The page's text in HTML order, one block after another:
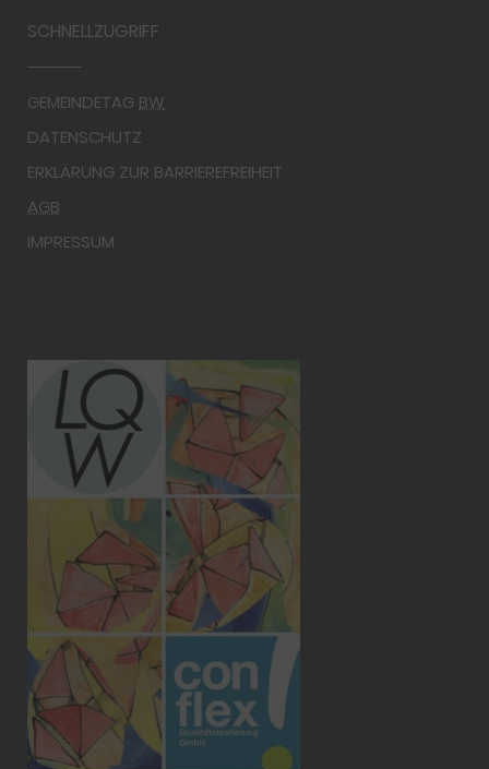
SCHNELLZUGRIFF
GEMEINDETAG BW
DATENSCHUTZ
ERKLÄRUNG ZUR BARRIEREFREIHEIT
AGB
IMPRESSUM